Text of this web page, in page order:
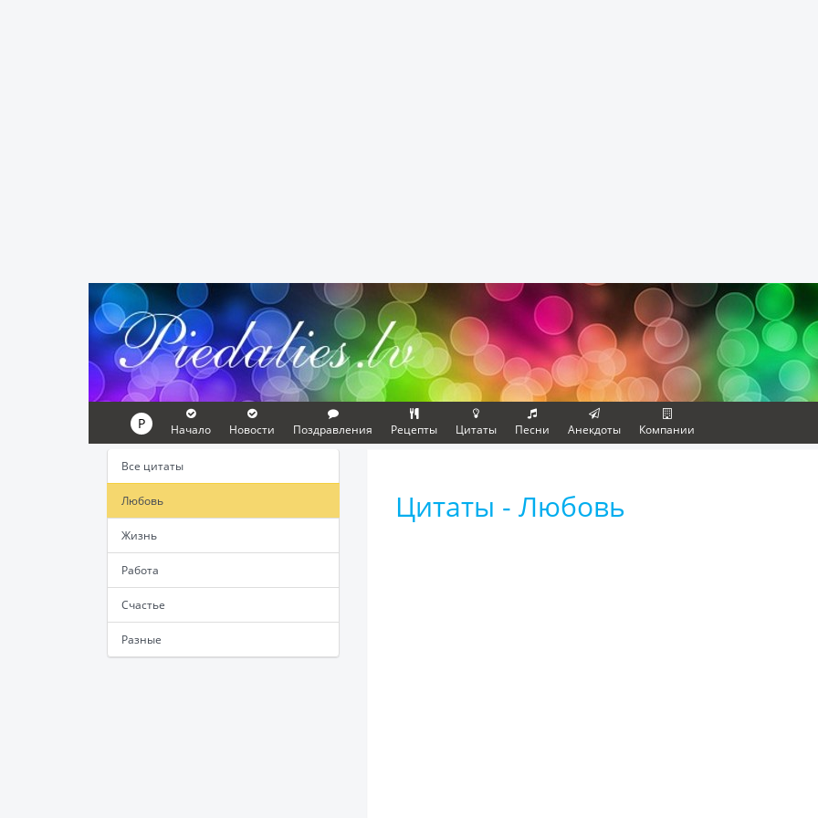
P Начало Новости Поздравления Рецепты Цитаты Песни Анекдоты Компании
Все цитаты
Любовь
Жизнь
Работа
Счастье
Разные
Цитаты - Любовь